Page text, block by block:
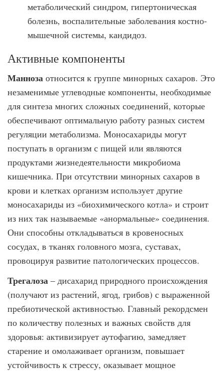
метаболический синдром, гипертоническая
болезнь, воспалительные заболевания костно-
мышечной системы, кандидоз.
Активные компоненты
Манноза относится к группе минорных сахаров. Это
незаменимые углеводные компоненты, необходимые
для синтеза многих сложных соединений, которые
обеспечивают оптимальную работу разных систем
регуляции метаболизма. Моносахариды могут
поступать в организм с пищей или являются
продуктами жизнедеятельности микробиома
кишечника. При отсутствии минорных сахаров в
крови и клетках организм использует другие
моносахариды из «биохимического котла» и строит
из них так называемые «анормальные» соединения.
Они способны откладываться в кровеносных
сосудах, в тканях головного мозга, суставах,
провоцируя развитие патологических процессов.
Трегалоза – дисахарид природного происхождения
(получают из растений, ягод, грибов) с выраженной
пребиотической активностью. Главный рекордсмен
по количеству полезных и важных свойств для
здоровья: активизирует аутофагию, замедляет
старение и омолаживает организм, повышает
устойчивость к стрессу, оказывает мощное